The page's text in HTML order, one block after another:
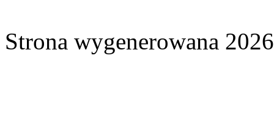
Strona wygenerowana